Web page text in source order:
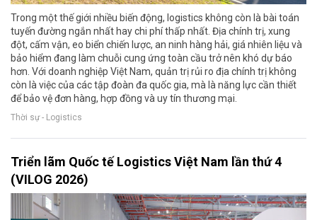
Trong một thế giới nhiều biến động, logistics không còn là bài toán
tuyến đường ngắn nhất hay chi phí thấp nhất. Địa chính trị, xung
đột, cấm vận, eo biển chiến lược, an ninh hàng hải, giá nhiên liệu và
bảo hiểm đang làm chuỗi cung ứng toàn cầu trở nên khó dự báo
hơn. Với doanh nghiệp Việt Nam, quản trị rủi ro địa chính trị không
còn là việc của các tập đoàn đa quốc gia, mà là năng lực cần thiết
để bảo vệ đơn hàng, hợp đồng và uy tín thương mại.
Thời sự - Logistics
Triển lãm Quốc tế Logistics Việt Nam lần thứ 4
(VILOG 2026)